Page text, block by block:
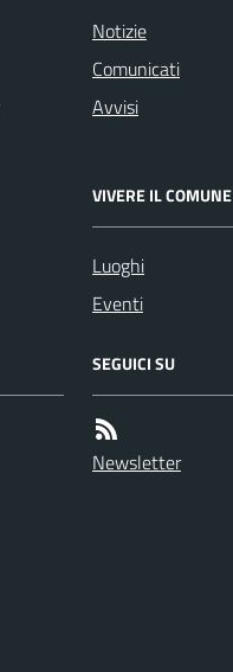
Notizie
Comunicati
Avvisi
VIVERE IL COMUNE
Luoghi
Eventi
SEGUICI SU
Newsletter